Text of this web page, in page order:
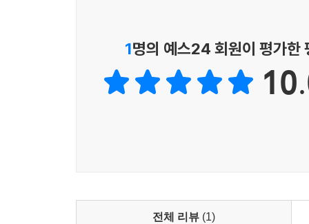
중에 가장 안 좋은 걸 자꾸 골라! 장담하는데 네
나는 짖고 물어뜯고 헥헥대기 위해 개가 되었다.
“불안과 두려움, 우울과 불쾌에 관한
집요하고 탁월한 자기 추적의 에세이” 최현숙 작가
인류학자 어니스트 베커는 세상에 잘 적응한, 이
다루는 제3의 방식을 만든다. 파멸도 안주도 거부
세계는 더 이상 입맛에 따라 소비되는 대상이 아
1명의 예스24 회원이 평가한
전체 리뷰 (1)